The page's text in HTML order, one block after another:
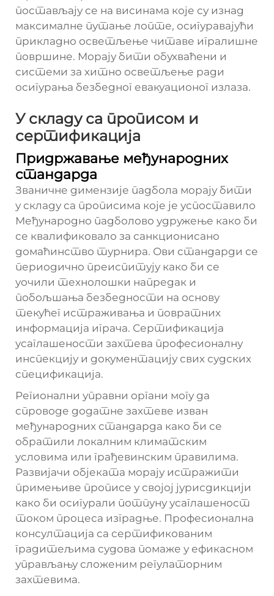
постављају се на висинама које су изнад
максималне путање лопте, осигуравајући
прикладно осветљење читаве игралишне
површине. Морају бити обухваћени и
системи за хитно осветљење ради
осигурања безбедног евакуационог излаза.
У складу са прописом и
сертификација
Придржавање међународних
стандарда
Званичне димензије падбола морају бити
у складу са прописима које је успоставило
Међународно падболово удружење како би
се квалификовало за санкционисано
домаћинство турнира. Ови стандарди се
периодично преиспитују како би се
уочили технолошки напредак и
побољшања безбедности на основу
текућег истраживања и повратних
информација играча. Сертификација
усаглашености захтева професионалну
инспекцију и документацију свих судских
спецификација.
Регионални управни органи могу да
спроводе додатне захтеве изван
међународних стандарда како би се
обратили локалним климатским
условима или грађевинским правилима.
Развијачи објеката морају истражити
примењиве прописе у својој јурисдикцији
како би осигурали потпуну усаглашеност
током процеса изградње. Професионална
консултација са сертификованим
градитељима судова помаже у ефикасном
управљању сложеним регулаторним
захтевима.